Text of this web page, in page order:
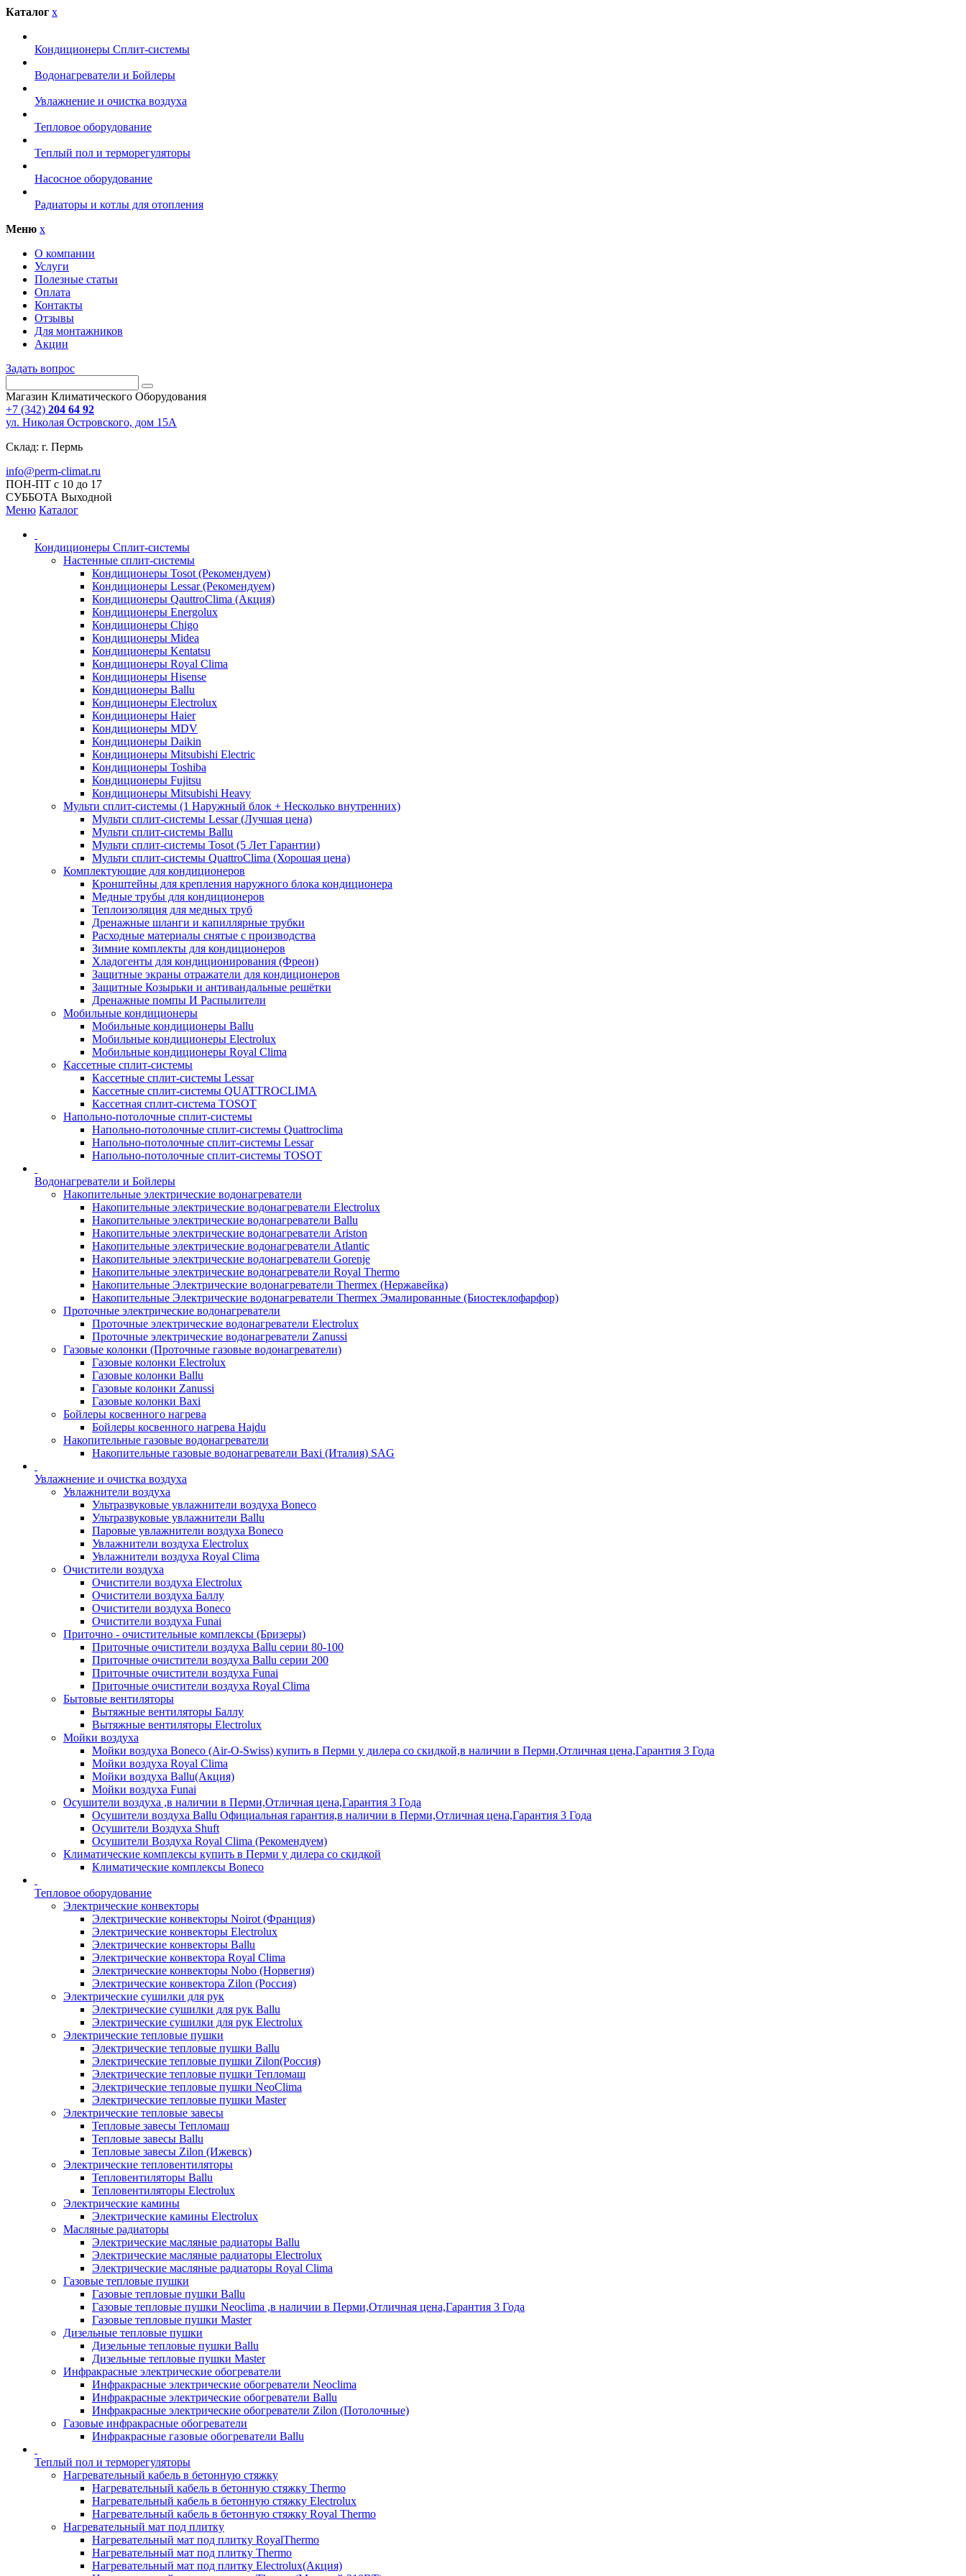
Каталог x
Кондиционеры Сплит-системы
Водонагреватели и Бойлеры
Увлажнение и очистка воздуха
Тепловое оборудование
Теплый пол и терморегуляторы
Насосное оборудование
Радиаторы и котлы для отопления
Меню x
О компании
Услуги
Полезные статьи
Оплата
Контакты
Отзывы
Для монтажников
Акции
Задать вопрос
Магазин Климатического Оборудования
+7 (342) 204 64 92
ул. Николая Островского, дом 15А
Склад: г. Пермь
info@perm-climat.ru
ПОН-ПТ с 10 до 17
СУББОТА Выходной
Меню Каталог
Кондиционеры Сплит-системы
Настенные сплит-системы
Кондиционеры Tosot (Рекомендуем)
Кондиционеры Lessar (Рекомендуем)
Кондиционеры QauttroClima (Акция)
Кондиционеры Energolux
Кондиционеры Chigo
Кондиционеры Midea
Кондиционеры Kentatsu
Кондиционеры Royal Clima
Кондиционеры Hisense
Кондиционеры Ballu
Кондиционеры Electrolux
Кондиционеры Haier
Кондиционеры MDV
Кондиционеры Daikin
Кондиционеры Mitsubishi Electric
Кондиционеры Toshiba
Кондиционеры Fujitsu
Кондиционеры Mitsubishi Heavy
Мульти сплит-системы (1 Наружный блок + Несколько внутренних)
Мульти сплит-системы Lessar (Лучшая цена)
Мульти сплит-системы Ballu
Мульти сплит-системы Tosot (5 Лет Гарантии)
Мульти сплит-системы QuattroClima (Хорошая цена)
Комплектующие для кондиционеров
Кронштейны для крепления наружного блока кондиционера
Медные трубы для кондиционеров
Теплоизоляция для медных труб
Дренажные шланги и капиллярные трубки
Расходные материалы снятые с производства
Зимние комплекты для кондиционеров
Хладогенты для кондиционирования (Фреон)
Защитные экраны отражатели для кондиционеров
Защитные Козырьки и антивандальные решётки
Дренажные помпы И Распылители
Мобильные кондиционеры
Мобильные кондиционеры Ballu
Мобильные кондиционеры Electrolux
Мобильные кондиционеры Royal Clima
Кассетные сплит-системы
Кассетные сплит-системы Lessar
Кассетные сплит-системы QUATTROCLIMA
Кассетная сплит-система TOSOT
Напольно-потолочные сплит-системы
Напольно-потолочные сплит-системы Quattroclima
Напольно-потолочные сплит-системы Lessar
Напольно-потолочные сплит-системы TOSOT
Водонагреватели и Бойлеры
Накопительные электрические водонагреватели
Накопительные электрические водонагреватели Electrolux
Накопительные электрические водонагреватели Ballu
Накопительные электрические водонагреватели Ariston
Накопительные электрические водонагреватели Atlantic
Накопительные электрические водонагреватели Gorenje
Накопительные электрические водонагреватели Royal Thermo
Накопительные Электрические водонагреватели Thermex (Нержавейка)
Накопительные Электрические водонагреватели Thermex Эмалированные (Биостеклофарфор)
Проточные электрические водонагреватели
Проточные электрические водонагреватели Electrolux
Проточные электрические водонагреватели Zanussi
Газовые колонки (Проточные газовые водонагреватели)
Газовые колонки Electrolux
Газовые колонки Ballu
Газовые колонки Zanussi
Газовые колонки Baxi
Бойлеры косвенного нагрева
Бойлеры косвенного нагрева Hajdu
Накопительные газовые водонагреватели
Накопительные газовые водонагреватели Baxi (Италия) SAG
Увлажнение и очистка воздуха
Увлажнители воздуха
Ультразвуковые увлажнители воздуха Boneco
Ультразвуковые увлажнители Ballu
Паровые увлажнители воздуха Boneco
Увлажнители воздуха Electrolux
Увлажнители воздуха Royal Clima
Очистители воздуха
Очистители воздуха Electrolux
Очистители воздуха Баллу
Очистители воздуха Boneco
Очистители воздуха Funai
Приточно - очистительные комплексы (Бризеры)
Приточные очистители воздуха Ballu серии 80-100
Приточные очистители воздуха Ballu серии 200
Приточные очистители воздуха Funai
Приточные очистители воздуха Royal Clima
Бытовые вентиляторы
Вытяжные вентиляторы Баллу
Вытяжные вентиляторы Electrolux
Мойки воздуха
Мойки воздуха Boneco (Air-O-Swiss) купить в Перми у дилера со скидкой,в наличии в Перми,Отличная цена,Гарантия 3 Года
Мойки воздуха Royal Clima
Мойки воздуха Ballu(Акция)
Мойки воздуха Funai
Осушители воздуха ,в наличии в Перми,Отличная цена,Гарантия 3 Года
Осушители воздуха Ballu Официальная гарантия,в наличии в Перми,Отличная цена,Гарантия 3 Года
Осушители Воздуха Shuft
Осушители Воздуха Royal Clima (Рекомендуем)
Климатические комплексы купить в Перми у дилера со скидкой
Климатические комплексы Boneсo
Тепловое оборудование
Электрические конвекторы
Электрические конвекторы Noirot (Франция)
Электрические конвекторы Electrolux
Электрические конвекторы Ballu
Электрические конвектора Royal Clima
Электрические конвекторы Nobo (Норвегия)
Электрические конвектора Zilon (Россия)
Электрические сушилки для рук
Электрические сушилки для рук Ballu
Электрические сушилки для рук Electrolux
Электрические тепловые пушки
Электрические тепловые пушки Ballu
Электрические тепловые пушки Zilon(Россия)
Электрические тепловые пушки Тепломаш
Электрические тепловые пушки NeoClima
Электрические тепловые пушки Master
Электрические тепловые завесы
Тепловые завесы Тепломаш
Тепловые завесы Ballu
Тепловые завесы Zilon (Ижевск)
Электрические тепловентиляторы
Тепловентиляторы Ballu
Тепловентиляторы Electrolux
Электрические камины
Электрические камины Electrolux
Масляные радиаторы
Электрические масляные радиаторы Ballu
Электрические масляные радиаторы Electrolux
Электрические масляные радиаторы Royal Clima
Газовые тепловые пушки
Газовые тепловые пушки Ballu
Газовые тепловые пушки Neoclima ,в наличии в Перми,Отличная цена,Гарантия 3 Года
Газовые тепловые пушки Master
Дизельные тепловые пушки
Дизельные тепловые пушки Ballu
Дизельные тепловые пушки Master
Инфракрасные электрические обогреватели
Инфракрасные электрические обогреватели Neoclima
Инфракрасные электрические обогреватели Ballu
Инфракрасные электрические обогреватели Zilon (Потолочные)
Газовые инфракрасные обогреватели
Инфракрасные газовые обогреватели Ballu
Теплый пол и терморегуляторы
Нагревательный кабель в бетонную стяжку
Нагревательный кабель в бетонную стяжку Thermo
Нагревательный кабель в бетонную стяжку Electrolux
Нагревательный кабель в бетонную стяжку Royal Thermo
Нагревательный мат под плитку
Нагревательный мат под плитку RoyalThermo
Нагревательный мат под плитку Thermo
Нагревательный мат под плитку Electrolux(Акция)